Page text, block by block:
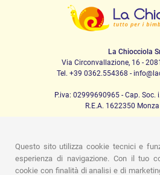
La Chiocciola
Via Circonvallazione, 16 -
Tel. +39 0362.554368 -
P.iva: 02999690965 - Cap. Soc.
R.E.A. 1622350
PRODOTTI
Passeggio
Seggiolini Auto A
Questo sito utilizza cookie tecnici e
esperienza di navigazione. Con il tuo
cookie con finalità di analisi e di